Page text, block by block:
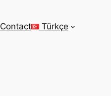
Contact Türkçe